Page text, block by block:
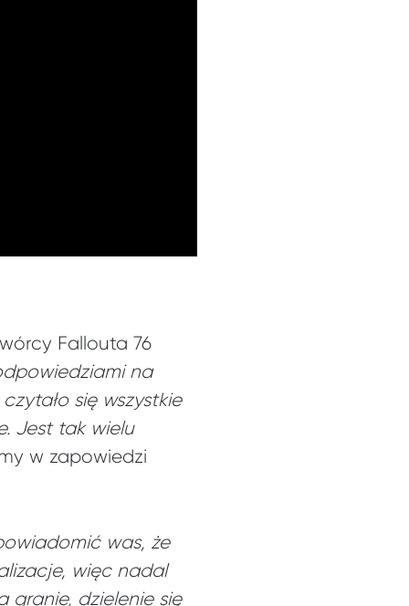
Fallouta 76
na
się wszystkie
Jest tak wielu
w zapowiedzi
was, że
więc nadal
granie, dzielenie się